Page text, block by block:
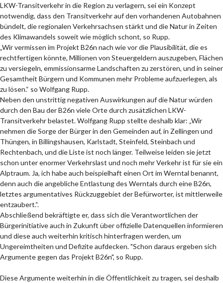
LKW-Transitverkehr in die Region zu verlagern, sei ein Konzept
notwendig, dass den Transitverkehr auf den vorhandenen Autobahnen
bündelt, die regionalen Verkehrsachsen stärkt und die Natur in Zeiten
des Klimawandels soweit wie möglich schont, so Rupp.
„Wir vermissen im Projekt B26n nach wie vor die Plausibilität, die es
rechtfertigen könnte, Millionen von Steuergeldern auszugeben, Flächen
zu versiegeln, emmissionsarme Landschaften zu zerstören, und in seiner
Gesamtheit Bürgern und Kommunen mehr Probleme aufzuerlegen, als
zu lösen.“ so Wolfgang Rupp.
Neben den unstrittig negativen Auswirkungen auf die Natur würden
durch den Bau der B26n viele Orte durch zusätzlichen LKW-
Transitverkehr belastet. Wolfgang Rupp stellte deshalb klar: „Wir
nehmen die Sorge der Bürger in den Gemeinden auf, in Zellingen und
Thüngen, in Billingshausen, Karlstadt, Steinfeld, Steinbach und
Rechtenbach, und die Liste ist noch länger. Teilweise leiden sie jetzt
schon unter enormer Verkehrslast und noch mehr Verkehr ist für sie ein
Alptraum. Ja, ich habe auch beispielhaft einen Ort im Werntal benannt,
denn auch die angebliche Entlastung des Werntals durch eine B26n,
letztes argumentatives Rückzuggebiet der Befürworter, ist mittlerweile
entzaubert.“.
Abschließend bekräftigte er, dass sich die Verantwortlichen der
Bürgerinitiative auch in Zukunft über offizielle Datenquellen informieren
und diese auch weiterhin kritisch hinterfragen werden, um
Ungereimtheiten und Defizite aufdecken. "Schon daraus ergeben sich
Argumente gegen das Projekt B26n", so Rupp.
Diese Argumente weiterhin in die Öffentlichkeit zu tragen, sei deshalb